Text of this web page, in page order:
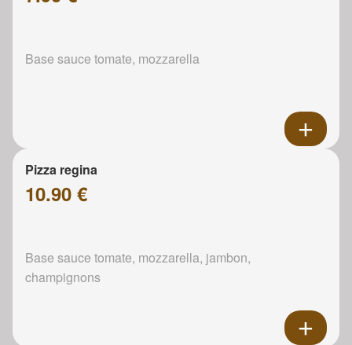
Base sauce tomate, mozzarella
Pizza regina
10.90 €
Base sauce tomate, mozzarella, jambon,
champignons